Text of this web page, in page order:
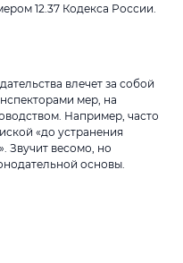
12.37 Кодекса России.
влечет за собой
мер, на
Например, часто
«до устранения
Звучит весомо, но
основы.